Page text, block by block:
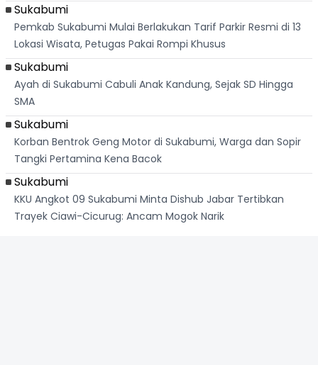
Sukabumi
Pemkab Sukabumi Mulai Berlakukan Tarif Parkir Resmi di 13
Lokasi Wisata, Petugas Pakai Rompi Khusus
Sukabumi
Ayah di Sukabumi Cabuli Anak Kandung, Sejak SD Hingga
SMA
Sukabumi
Korban Bentrok Geng Motor di Sukabumi, Warga dan Sopir
Tangki Pertamina Kena Bacok
Sukabumi
KKU Angkot 09 Sukabumi Minta Dishub Jabar Tertibkan
Trayek Ciawi-Cicurug: Ancam Mogok Narik